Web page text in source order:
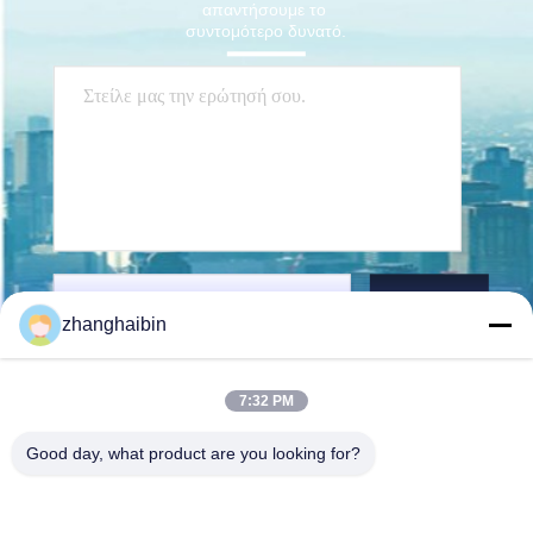
απαντήσουμε το
συντομότερο δυνατό.
zhanghaibin
7:32 PM
Good day, what product are you looking for?